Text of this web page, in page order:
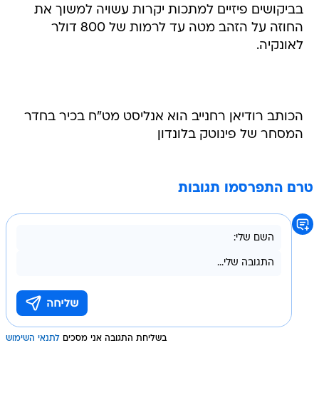
בביקושים פיזיים למתכות יקרות עשויה למשוך את
החוזה על הזהב מטה עד לרמות של 800 דולר
לאונקיה.
הכותב רודיאן רחנייב הוא אנליסט מט"ח בכיר בחדר
המסחר של פינוטק בלונדון
טרם התפרסמו תגובות
בשליחת התגובה אני מסכים לתנאי השימוש